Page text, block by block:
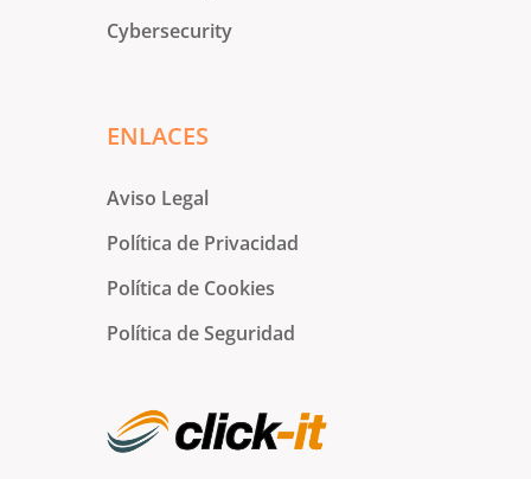
Cybersecurity
ENLACES
Aviso Legal
Política de Privacidad
Política de Cookies
Política de Seguridad